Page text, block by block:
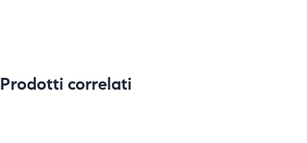
Prodotti correlati